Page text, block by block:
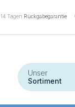
14 Tagen Rückgabegarantie
Unser
Sortiment